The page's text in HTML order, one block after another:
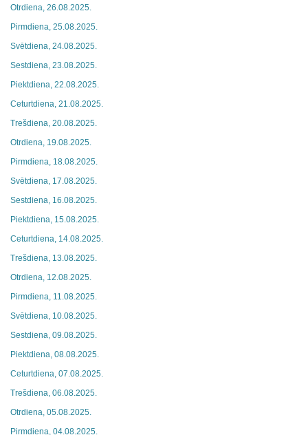
Otrdiena, 26.08.2025.
Pirmdiena, 25.08.2025.
Svētdiena, 24.08.2025.
Sestdiena, 23.08.2025.
Piektdiena, 22.08.2025.
Ceturtdiena, 21.08.2025.
Trešdiena, 20.08.2025.
Otrdiena, 19.08.2025.
Pirmdiena, 18.08.2025.
Svētdiena, 17.08.2025.
Sestdiena, 16.08.2025.
Piektdiena, 15.08.2025.
Ceturtdiena, 14.08.2025.
Trešdiena, 13.08.2025.
Otrdiena, 12.08.2025.
Pirmdiena, 11.08.2025.
Svētdiena, 10.08.2025.
Sestdiena, 09.08.2025.
Piektdiena, 08.08.2025.
Ceturtdiena, 07.08.2025.
Trešdiena, 06.08.2025.
Otrdiena, 05.08.2025.
Pirmdiena, 04.08.2025.